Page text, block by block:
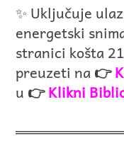
✨ Uključuje
energetski
stranici košta
preuzeti na👉
u 👉Klikni